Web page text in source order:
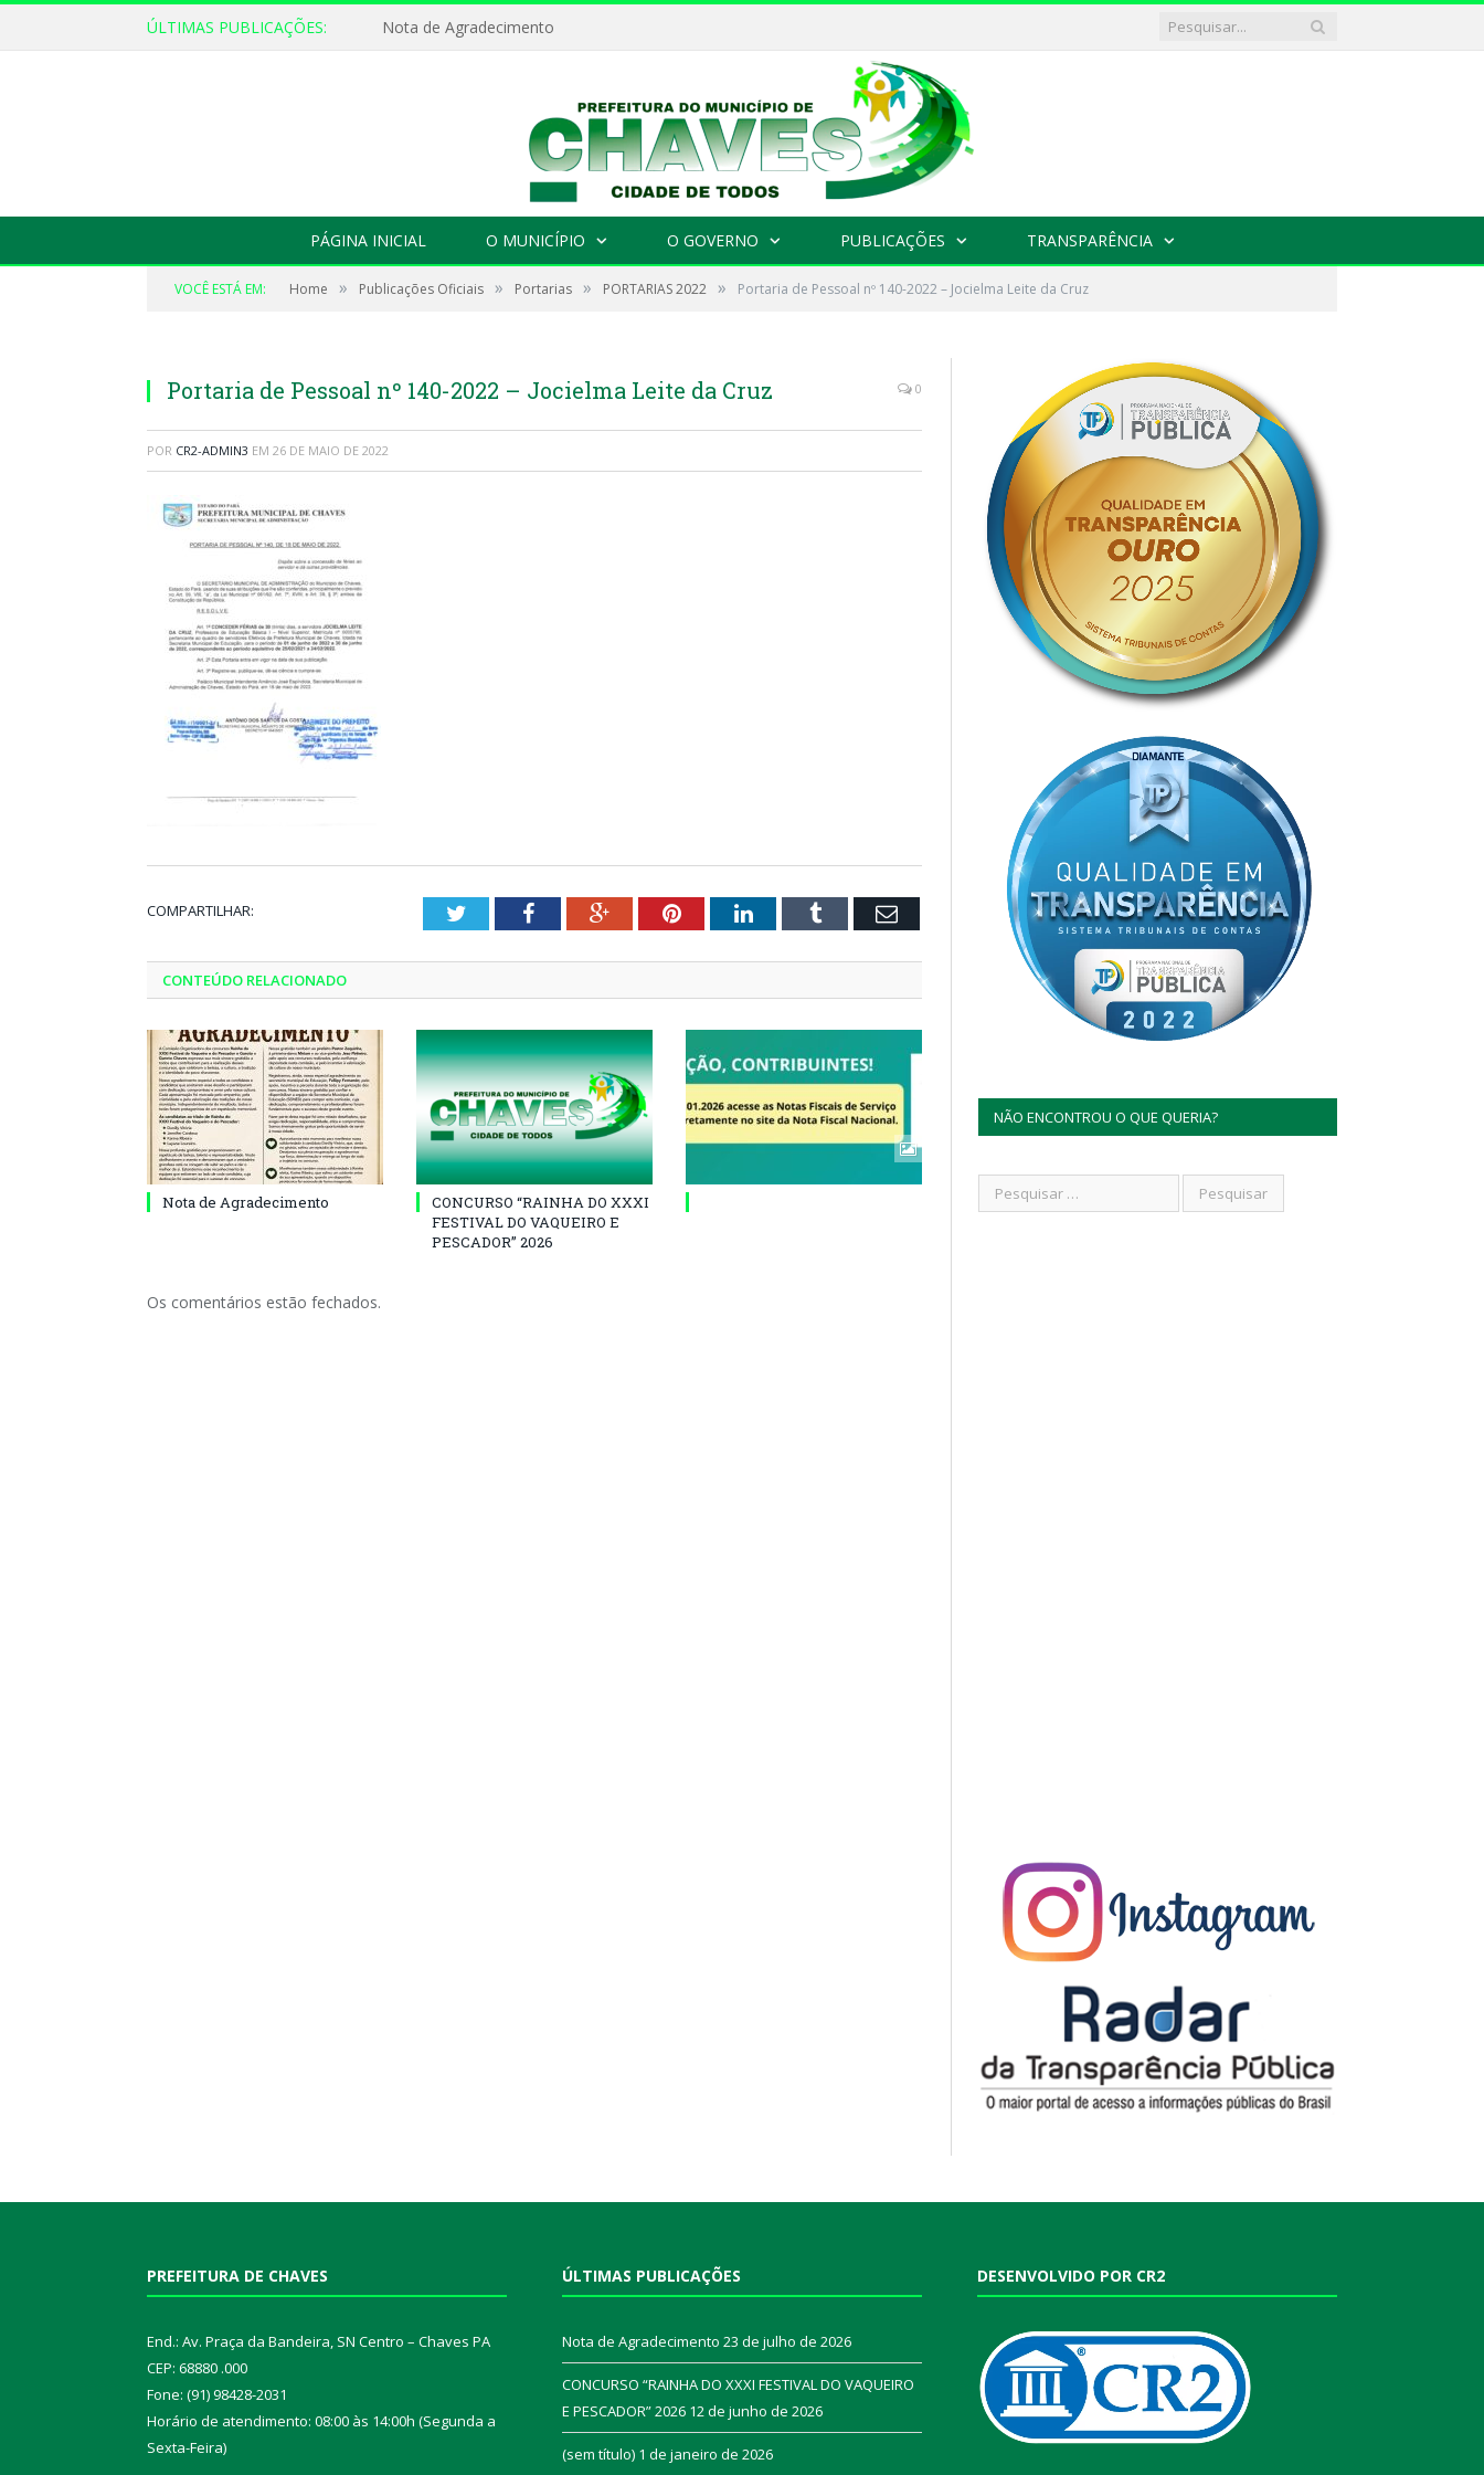
ÚLTIMAS PUBLICAÇÕES: Nota de Agradecimento
PÁGINA INICIAL O MUNICÍPIO O GOVERNO PUBLICAÇÕES TRANSPARÊNCIA
VOCÊ ESTÁ EM: Home » Publicações Oficiais » Portarias » PORTARIAS 2022 » Portaria de Pessoal nº 140-2022 – Jocielma Leite da Cruz
Portaria de Pessoal nº 140-2022 – Jocielma Leite da Cruz 0
POR CR2-ADMIN3 EM 26 DE MAIO DE 2022
COMPARTILHAR: TwitterFacebookGoogle+PinterestLinkedInTumblr Email
CONTEÚDO RELACIONADO
Nota de Agradecimento
CONCURSO “RAINHA DO XXXI
FESTIVAL DO VAQUEIRO E
PESCADOR” 2026
Os comentários estão fechados.
NÃO ENCONTROU O QUE QUERIA?
PREFEITURA DE CHAVES
End.: Av. Praça da Bandeira, SN Centro – Chaves PA
CEP: 68880 .000
Fone: (91) 98428-2031
Horário de atendimento: 08:00 às 14:00h (Segunda a
Sexta-Feira)
ÚLTIMAS PUBLICAÇÕES
Nota de Agradecimento 23 de julho de 2026
CONCURSO “RAINHA DO XXXI FESTIVAL DO VAQUEIRO
E PESCADOR” 2026 12 de junho de 2026
(sem título) 1 de janeiro de 2026
DESENVOLVIDO POR CR2